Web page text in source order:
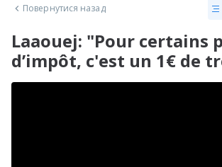
Повернутися назад
Laaouej: "Pour certains
d’impôt, c'est un 1€ de